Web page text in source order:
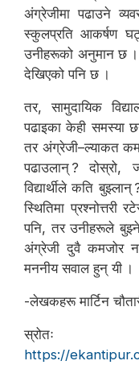
अंग्रेजीमा पढाउने
स्कुलप्रति आकर्षण
उनीहरूको अनुमान छ ।
देखिएको पनि छ ।
तर, सामुदायिक
पढाइका केही समस्या
तर अंग्रेजी–ल्याकत
पढाउलान् ? दोस्रो,
विद्यार्थीले कति
स्थितिमा प्रश्नोत्तरी
पनि, तर उनीहरूले
अंग्रेजी दुवै कमजोर
मननीय सवाल हुन् यी ।
-लेखकहरू मार्टिन
स्रोतः
https://